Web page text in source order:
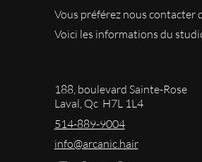
Vous préférez nous contacter
Voici les informations du
188, boulevard Sainte-Rose
Laval, Qc H7L 1L4
514-889-9004
info@arcanic.hair